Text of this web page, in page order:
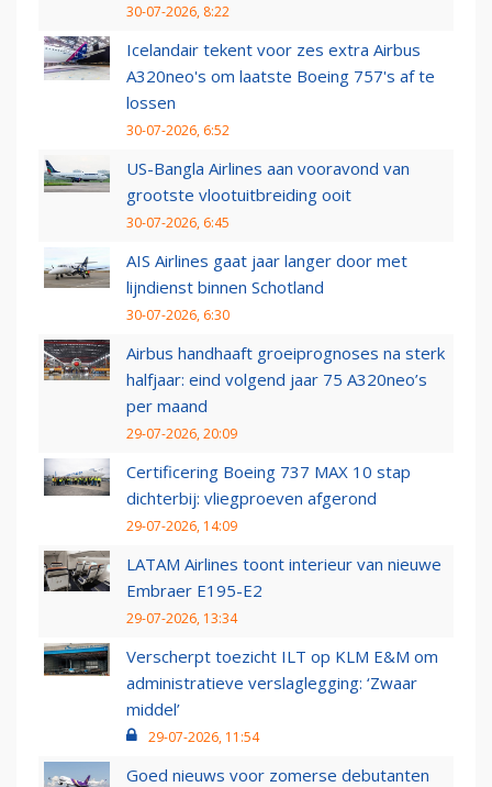
30-07-2026, 8:22
Icelandair tekent voor zes extra Airbus
A320neo's om laatste Boeing 757's af te
lossen
30-07-2026, 6:52
US-Bangla Airlines aan vooravond van
grootste vlootuitbreiding ooit
30-07-2026, 6:45
AIS Airlines gaat jaar langer door met
lijndienst binnen Schotland
30-07-2026, 6:30
Airbus handhaaft groeiprognoses na sterk
halfjaar: eind volgend jaar 75 A320neo’s
per maand
29-07-2026, 20:09
Certificering Boeing 737 MAX 10 stap
dichterbij: vliegproeven afgerond
29-07-2026, 14:09
LATAM Airlines toont interieur van nieuwe
Embraer E195-E2
29-07-2026, 13:34
Verscherpt toezicht ILT op KLM E&M om
administratieve verslaglegging: ‘Zwaar
middel’
29-07-2026, 11:54
Goed nieuws voor zomerse debutanten